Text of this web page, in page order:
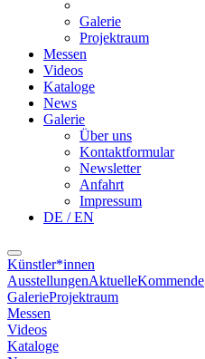
Galerie
Projektraum
Messen
Videos
Kataloge
News
Galerie
Über uns
Kontaktformular
Newsletter
Anfahrt
Impressum
DE / EN
Künstler*innen
AusstellungenAktuelleKommende
GalerieProjektraum
Messen
Videos
Kataloge